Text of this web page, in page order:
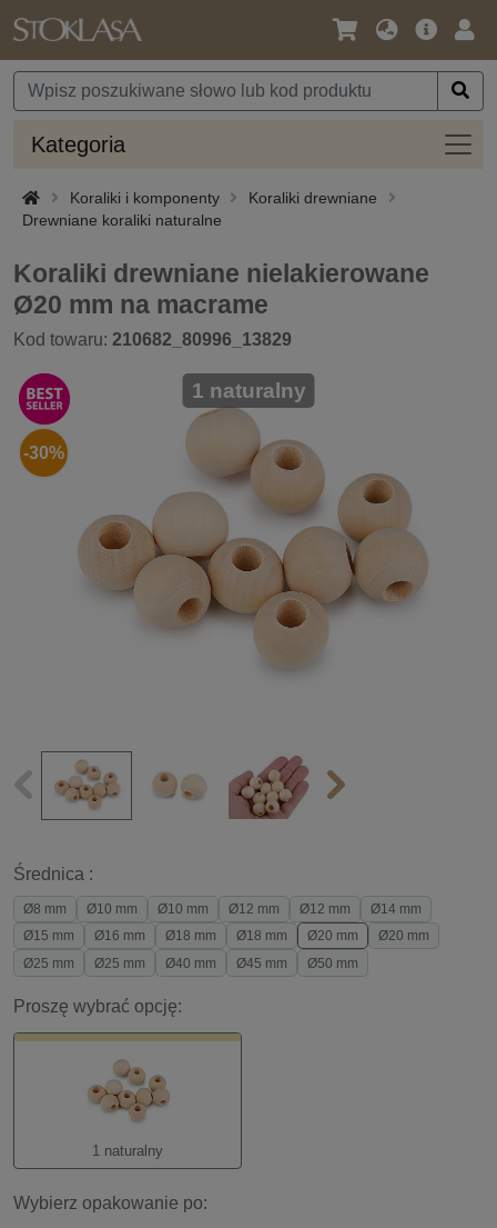
Język
Waluta
Oferta
Kategoria
Koraliki i komponenty
Koraliki drewniane
Drewniane koraliki naturalne
Koraliki drewniane nielakierowane
Ø20 mm na macrame
Kod towaru: 210682_80996_13829
-30%
1 naturalny
Średnica :
Ø8 mm Ø10 mm Ø10 mm Ø12 mm Ø12 mm
Ø14 mm
Ø15 mm
Ø16 mm Ø18 mm Ø18 mm Ø20 mm
Ø20 mm
Ø25 mm
Ø25 mm Ø40 mm Ø45 mm Ø50 mm
Proszę wybrać opcję:
1 naturalny
Wybierz opakowanie po: